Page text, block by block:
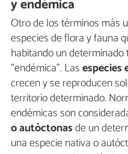
y endémica
Otro de los términos más
especies de flora y fauna
habitando un
"endémica". Lasespecies
crecen y se reproducen
territorio determinado.
endémicas son
o autóctonasde un
una especie nativa o